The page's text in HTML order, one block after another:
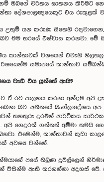
ඔබගේ චරිතය ඝාතනය කිරීමට
දේශපාලඥයෙකුට එය රුකුළක්
උතුම් යන කරුණ සිතෙහි රඳවාගෙන,
මම තරයේ විශ්වාස කරනවා.
කාන්තාවක් වශයෙන් එවැනි නිලතල
සමාජයේ කාන්තාව
වැඩි විය යුත්තේ ඇයි?
ඒ රට පාලනය කරනා අන්දම අපි
බව. අතීතයේ බංග්ලාදේශය
තනතුරු දරමින් ආර්ථිකය
අපි ගෙදරක් ගත්තත් අම්මා තමයි
එමෙන්ම, කාන්තාවන් කුඩා
අවශ්‍ය වන්නේ.
පයේ තිබුණ දූවිල්ලෙන්
ඇති කරගන්නා අදහස් වේ.